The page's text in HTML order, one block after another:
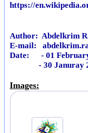
https://
Author: Abdelkrim
E-mail:
Date: - 01 February
- 30 Januray
Images: